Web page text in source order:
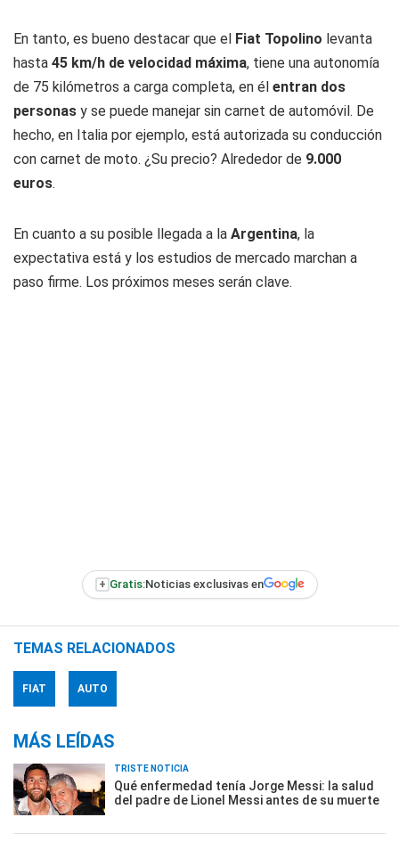
En tanto, es bueno destacar que el Fiat Topolino levanta
hasta 45 km/h de velocidad máxima, tiene una autonomía
de 75 kilómetros a carga completa, en él entran dos
personas y se puede manejar sin carnet de automóvil. De
hecho, en Italia por ejemplo, está autorizada su conducción
con carnet de moto. ¿Su precio? Alrededor de 9.000
euros.
En cuanto a su posible llegada a la Argentina, la
expectativa está y los estudios de mercado marchan a
paso firme. Los próximos meses serán clave.
+ Gratis:Noticias exclusivas en
TEMAS RELACIONADOS
FIAT AUTO
MÁS LEÍDAS
TRISTE NOTICIA
Qué enfermedad tenía Jorge Messi: la salud
del padre de Lionel Messi antes de su muerte